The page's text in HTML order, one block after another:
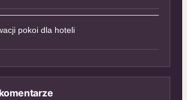
pokoi dla hoteli